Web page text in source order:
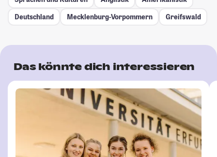
Deutschland
Mecklenburg-Vorpommern Greifswald
Das könnte dich interessieren